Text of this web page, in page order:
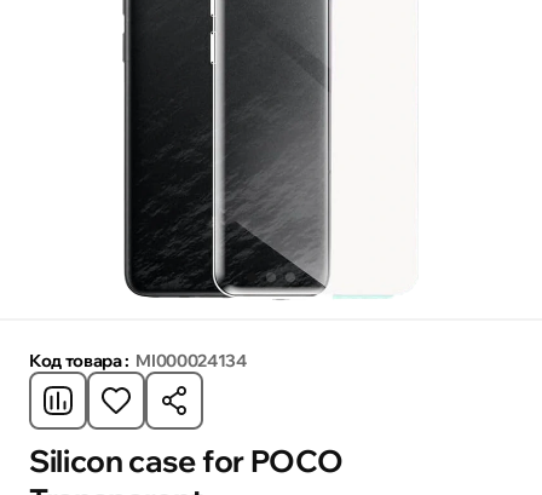
Код товара : MI000024134
Silicon case for POCO